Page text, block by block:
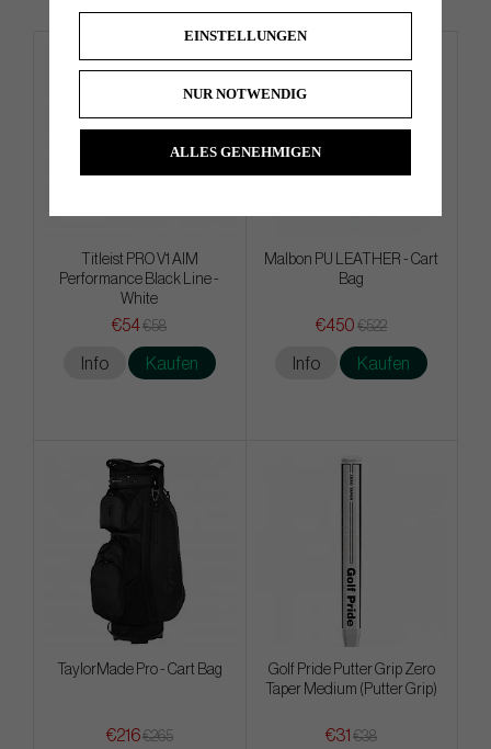
Titleist PRO V1 AIM
Performance Black Line -
White
€54€58
Info Kaufen
Malbon PU LEATHER - Cart
Bag
€450 €522
Info Kaufen
TaylorMade Pro - Cart Bag
€216€265
Golf Pride Putter Grip Zero
Taper Medium (Putter Grip)
€31 €38
EINSTELLUNGEN
NUR NOTWENDIG
ALLES GENEHMIGEN